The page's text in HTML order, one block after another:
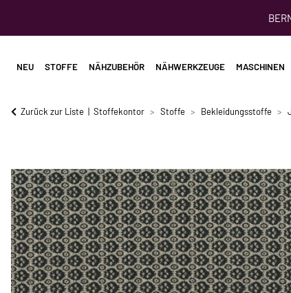
NEU STOFFE NÄHZUBEHÖR NÄHWERKZEUGE MASCHINEN
Zurück zur Liste Stoffekontor Stoffe Bekleidungsstoffe